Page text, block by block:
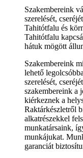
Szakembereink
szerelését,
Tahitótfalu és
Tahitótfalu
hátuk mögött
Szakembereink
lehető
szerelését,
szakembereink a
kiérkeznek a
Raktárkészletről
alkatrészekkel
munkatársaink,
munkájukat.
garanciát